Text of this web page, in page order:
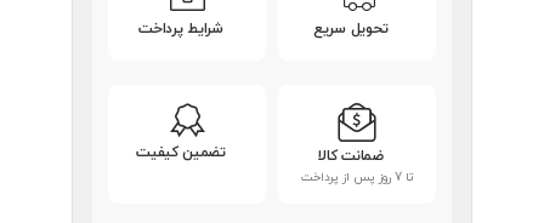
تحویل سریع شرایط پرداخت
ضمانت کالا
تا 7 روز پس از پرداخت
تضمین کیفیت